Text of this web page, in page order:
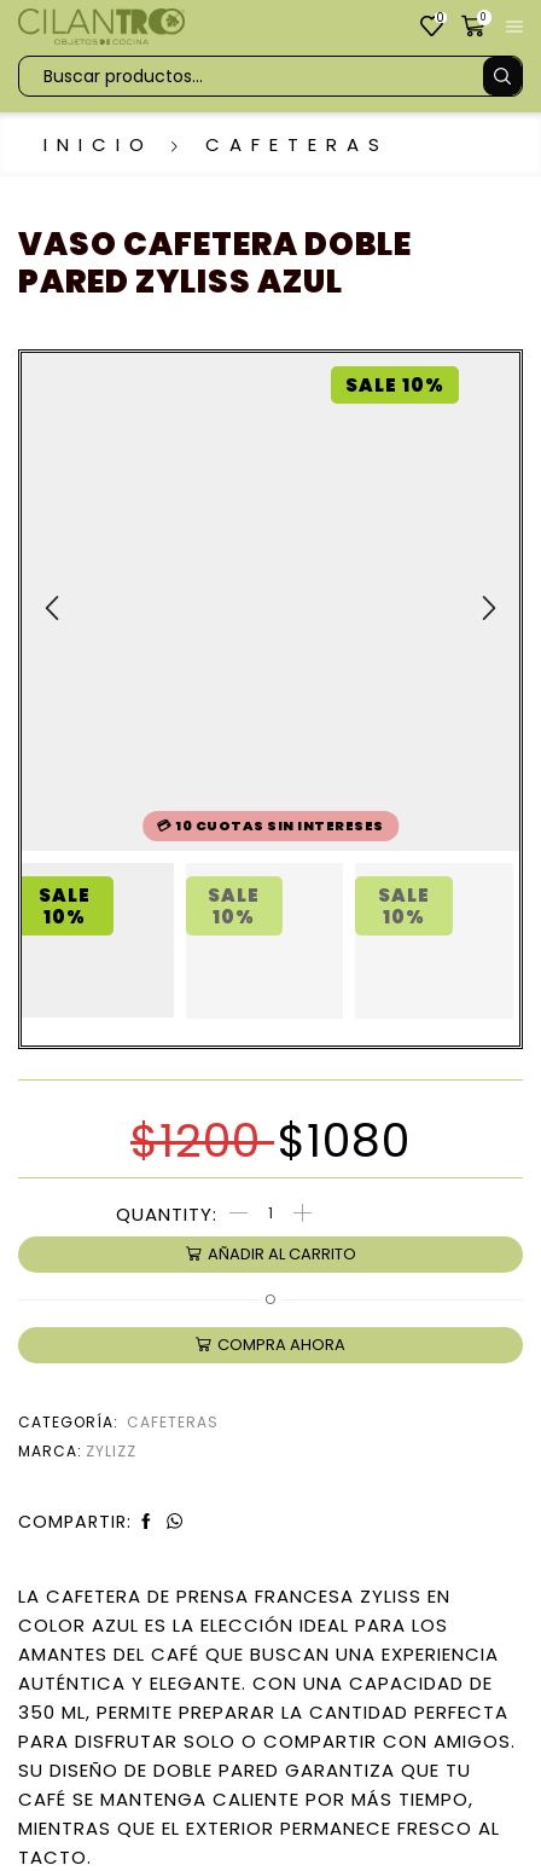
0 0
INICIO CAFETERAS
VASO CAFETERA DOBLE
PARED ZYLISS AZUL
SALE 10%
💳 10 CUOTAS SIN INTERESES
SALE
10%
SALE
10%
SALE
10%
$1200 $1080
AÑADIR AL CARRITO
O
COMPRA AHORA
CATEGORÍA: CAFETERAS
MARCA: ZYLIZZ
COMPARTIR:
LA CAFETERA DE PRENSA FRANCESA ZYLISS EN
COLOR AZUL ES LA ELECCIÓN IDEAL PARA LOS
AMANTES DEL CAFÉ QUE BUSCAN UNA EXPERIENCIA
AUTÉNTICA Y ELEGANTE. CON UNA CAPACIDAD DE
350 ML, PERMITE PREPARAR LA CANTIDAD PERFECTA
PARA DISFRUTAR SOLO O COMPARTIR CON AMIGOS.
SU DISEÑO DE DOBLE PARED GARANTIZA QUE TU
CAFÉ SE MANTENGA CALIENTE POR MÁS TIEMPO,
MIENTRAS QUE EL EXTERIOR PERMANECE FRESCO AL
TACTO.